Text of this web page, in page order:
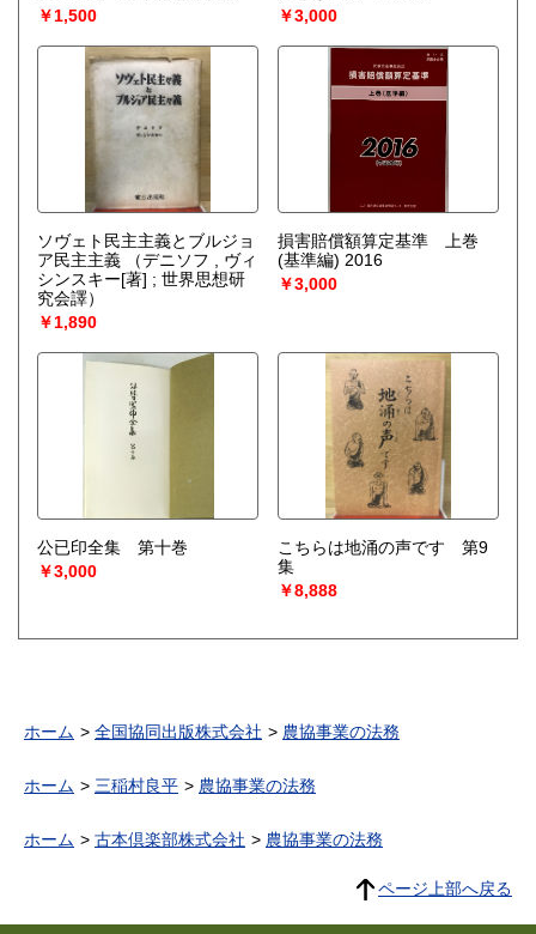
￥1,500
￥3,000
ソヴェト民主主義とブルジョ
ア民主主義
（デニソフ , ヴィ
シンスキー[著] ; 世界思想研
究会譯）
￥1,890
損害賠償額算定基準 上巻
(基準編) 2016
￥3,000
公已印全集 第十巻
￥3,000
こちらは地涌の声です 第9
集
￥8,888
ホーム 全国協同出版株式会社 農協事業の法務
ホーム 三稲村良平 農協事業の法務
ホーム 古本倶楽部株式会社 農協事業の法務
ページ上部へ戻る